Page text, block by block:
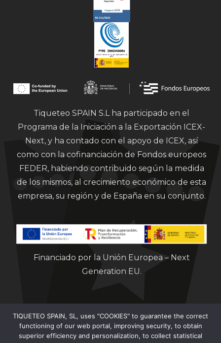
Tiqueteo SPAIN S.L ha participado en el
Programa de la Iniciación a la Exportación ICEX-
Next, y ha contado con el apoyo de ICEX, así
como con la cofinanciación de Fondos europeos
FEDER, habiendo contribuido según la medida
de los mismos, al crecimiento económico de esta
empresa, su región y de España en su conjunto.
Financiado por la Unión Europea – Next
Generation EU.
TIQUETEO SPAIN, SL, uses "COOKIES" to guarantee the correct
functioning of our web portal, improving security, to obtain
superior efficiency and personalization, to collect statistical